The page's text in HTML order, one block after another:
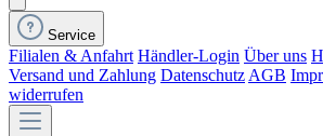
Service
Filialen & Anfahrt Händler-Login Über uns
Versand und Zahlung Datenschutz AGB
widerrufen